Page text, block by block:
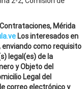
Mérida
Los interesados en
enviando como requisito
legal(es) de la
y Objeto del
Legal del
correo electrónico y